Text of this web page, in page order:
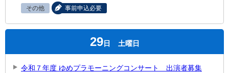
その他 事前申込必要
29日 土曜日
令和７年度 ゆめプラモーニングコンサート 出演者募集